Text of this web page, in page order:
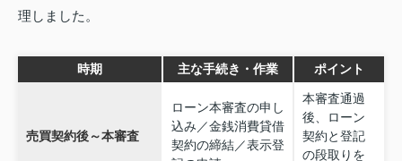
理しました。
時期 主な手続き・作業 ポイント
売買契約後～本審査
ローン本審査の申し
込み／金銭消費貸借
契約の締結／表示登
本審査通過
後、ローン
契約と登記
の段取りを